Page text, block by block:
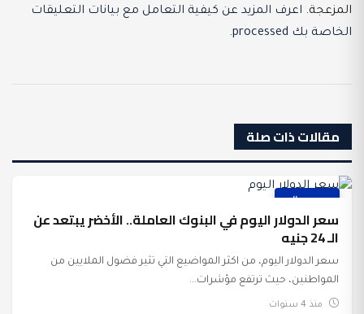
المزعجة. اعرف المزيد عن كيفية التعامل مع بيانات التعليقات
الخاصة بك processed
.
مقالات ذات صلة
عرب وعالم
سعر الدولار اليوم في البنوك العاملة.. الأخضر يبتعد عن
الـ 24 جنيه
سعر الدولار اليوم، من اكثر المواضيع التي تثير فضول الملايين من
المواطنين، حيث ترتفع مؤشرات...
منذ 4 سنوات